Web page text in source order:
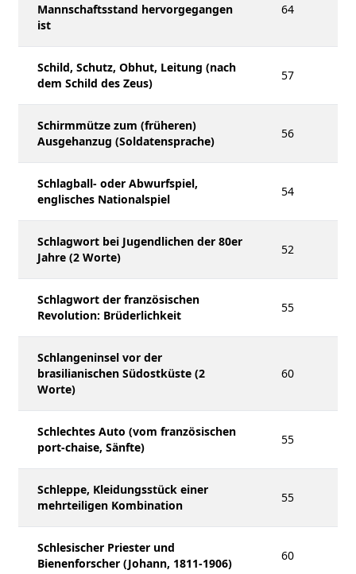
Mannschaftsstand hervorgegangen
ist
64
Schild, Schutz, Obhut, Leitung (nach
dem Schild des Zeus)
57
Schirmmütze zum (früheren)
Ausgehanzug (Soldatensprache)
56
Schlagball- oder Abwurfspiel,
englisches Nationalspiel
54
Schlagwort bei Jugendlichen der 80er
Jahre (2 Worte)
52
Schlagwort der französischen
Revolution: Brüderlichkeit
55
Schlangeninsel vor der
brasilianischen Südostküste (2
Worte)
60
Schlechtes Auto (vom französischen
port-chaise, Sänfte)
55
Schleppe, Kleidungsstück einer
mehrteiligen Kombination
55
Schlesischer Priester und
Bienenforscher (Johann, 1811-1906)
60